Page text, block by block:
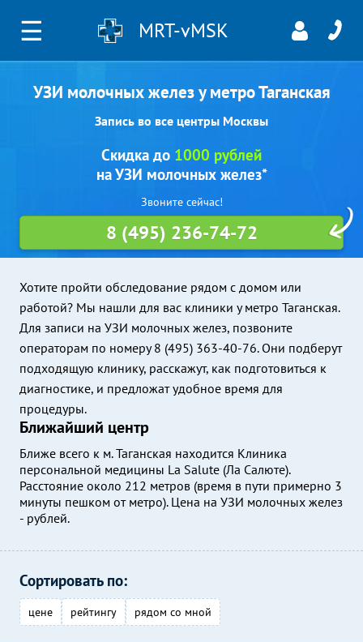
☰ MRT-vMSK
УЗИ молочных желез у метро Таганская
Запись во все центры Москвы
Хотите пройти обследование рядом с домом или
работой? Мы нашли для вас клиники у метро Таганская.
Для записи на УЗИ молочных желез, позвоните
операторам по номеру 8 (495) 363-40-76. Они подберут
подходящую клинику, расскажут, как подготовиться к
диагностике, и предложат удобное время для
процедуры.
Ближайший центр
Ближе всего к м. Таганская находится Клиника
персональной медицины La Salute (Ла Салюте).
Расстояние около 212 метров (время в пути примерно 3
минуты пешком от метро). Цена на УЗИ молочных желез
- рублей.
Скидка до 1000 рублей
на УЗИ молочных желез*
Звоните сейчас!
8 (495) 236-74-72
Сортировать по:
цене рейтингу рядом со мной